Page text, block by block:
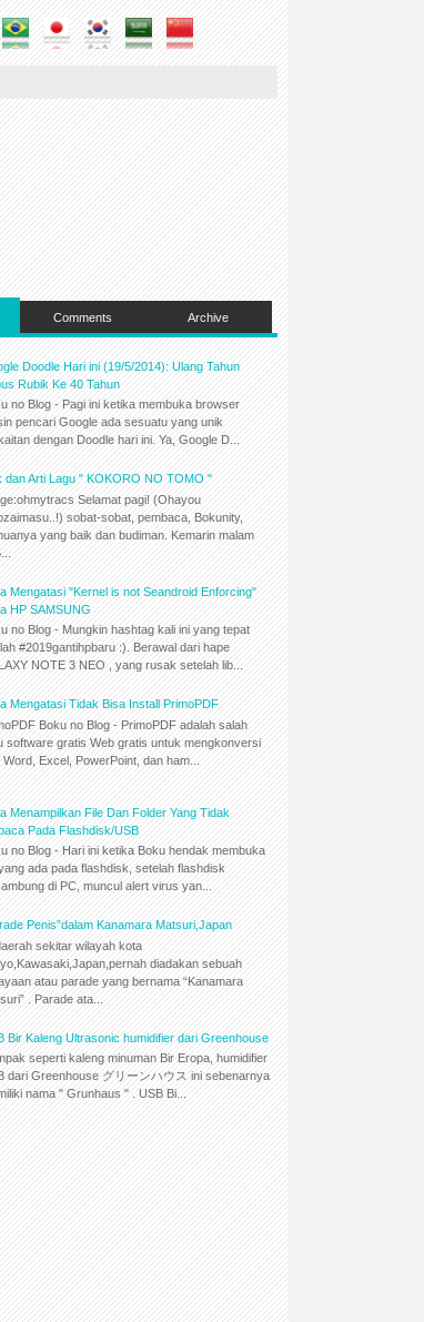
Comments Archive
Doodle Hari ini (19/5/2014): Ulang Tahun
Rubik Ke 40 Tahun
no Blog - Pagi ini ketika membuka browser
pencari Google ada sesuatu yang unik
dengan Doodle hari ini. Ya, Google D...
dan Arti Lagu " KOKORO NO TOMO "
Selamat pagi! (Ohayou
sobat-sobat, pembaca, Bokunity,
yang baik dan budiman. Kemarin malam
Mengatasi "Kernel is not Seandroid Enforcing"
HP SAMSUNG
no Blog - Mungkin hashtag kali ini yang tepat
#2019gantihpbaru :). Berawal dari hape
NOTE 3 NEO , yang rusak setelah lib...
Mengatasi Tidak Bisa Install PrimoPDF
Boku no Blog - PrimoPDF adalah salah
software gratis Web gratis untuk mengkonversi
Word, Excel, PowerPoint, dan ham...
Menampilkan File Dan Folder Yang Tidak
Pada Flashdisk/USB
no Blog - Hari ini ketika Boku hendak membuka
ada pada flashdisk, setelah flashdisk
di PC, muncul alert virus yan...
Penis”dalam Kanamara Matsuri,Japan
sekitar wilayah kota
diadakan sebuah
atau parade yang bernama “Kanamara
. Parade ata...
Bir Kaleng Ultrasonic humidifier dari Greenhouse
seperti kaleng minuman Bir Eropa, humidifier
dari Greenhouse グリーンハウス ini sebenarnya
nama " Grunhaus " . USB Bi...